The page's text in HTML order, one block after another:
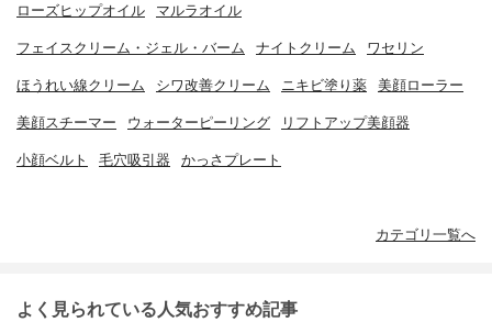
ローズヒップオイル マルラオイル
フェイスクリーム・ジェル・バーム ナイトクリーム ワセリン
ほうれい線クリーム シワ改善クリーム ニキビ塗り薬 美顔ローラー
美顔スチーマー ウォーターピーリング リフトアップ美顔器
小顔ベルト 毛穴吸引器 かっさプレート
カテゴリ一覧へ
よく見られている人気おすすめ記事